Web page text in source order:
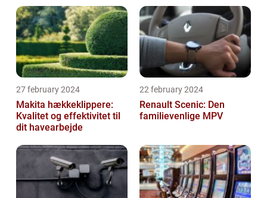
27 february 2024
Makita hækkeklippere:
Kvalitet og effektivitet til
dit havearbejde
22 february 2024
Renault Scenic: Den
familievenlige MPV